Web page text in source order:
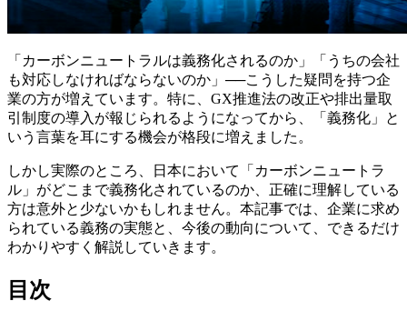
「カーボンニュートラルは義務化されるのか」「うちの会社
も対応しなければならないのか」──こうした疑問を持つ企
業の方が増えています。特に、GX推進法の改正や排出量取
引制度の導入が報じられるようになってから、「義務化」と
いう言葉を耳にする機会が格段に増えました。
しかし実際のところ、日本において「カーボンニュートラ
ル」がどこまで義務化されているのか、正確に理解している
方は意外と少ないかもしれません。本記事では、企業に求め
られている義務の実態と、今後の動向について、できるだけ
わかりやすく解説していきます。
目次